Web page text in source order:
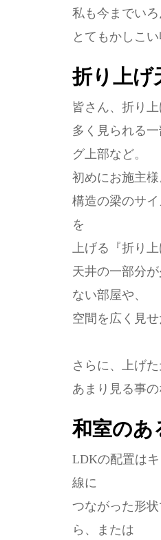
私も今までい
とてもかしこ
折り上げ
皆さん、折り
多く見られる
グ上部など。
初めにお施主
構造の梁のサ
を
上げる『折り上
天井の一部分
ない部屋や、
空間を広く見
さらに、上げ
あまり見る事
和室のあ
LDKの配置は
線に
つながった形
ら、または